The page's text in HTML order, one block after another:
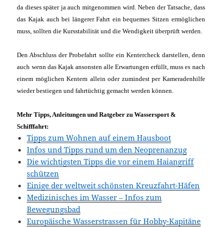
da dieses später ja auch mitgenommen wird. Neben der Tatsache, dass
das Kajak auch bei längerer Fahrt ein bequemes Sitzen ermöglichen
muss, sollten die Kursstabilität und die Wendigkeit überprüft werden.
Den Abschluss der Probefahrt sollte ein Kentercheck darstellen, denn
auch wenn das Kajak ansonsten alle Erwartungen erfüllt, muss es nach
einem möglichen Kentern allein oder zumindest per Kameradenhilfe
wieder bestiegen und fahrtüchtig gemacht werden können.
Mehr Tipps, Anleitungen und Ratgeber zu Wassersport &
Schifffahrt:
Tipps zum Wohnen auf einem Hausboot
Infos und Tipps rund um den Neoprenanzug
Die wichtigsten Tipps die vor einem Haiangriff
schützen
Einige der weltweit schönsten Kreuzfahrt-Häfen
Medizinisches im Wasser – Infos zum
Bewegungsbad
Europäische Wasserstrassen für Hobby-Kapitäne